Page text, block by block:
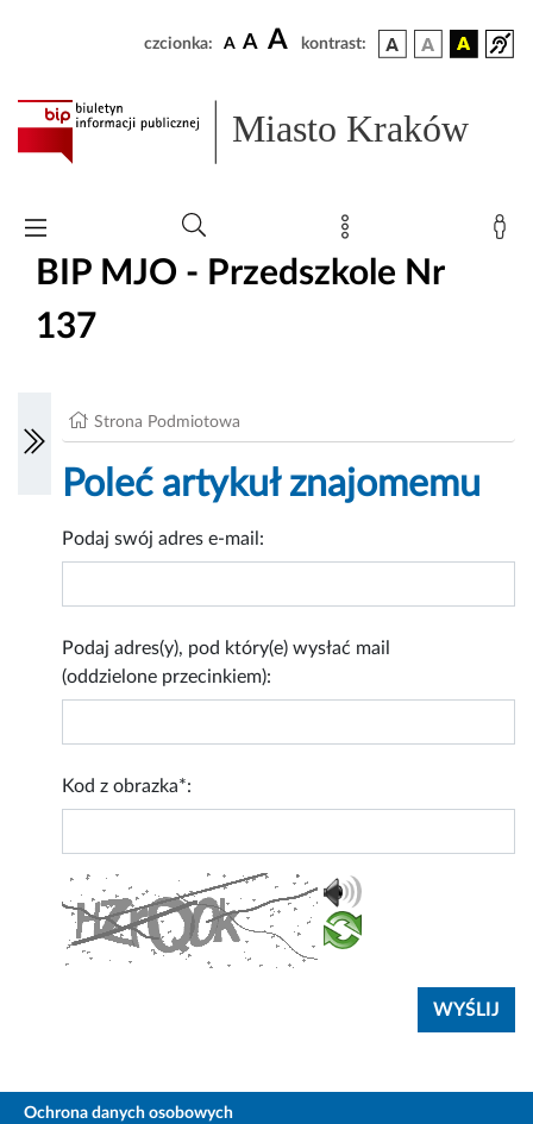
czcionka: A A A kontrast:
Miasto Kraków
BIP MJO - Przedszkole Nr
137
Strona Podmiotowa
Poleć artykuł znajomemu
Podaj swój adres e-mail:
Podaj adres(y), pod który(e) wysłać mail
(oddzielone przecinkiem):
Kod z obrazka*:
Ochrona danych osobowych